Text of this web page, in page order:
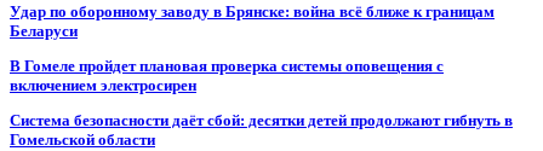
Удар по оборонному заводу в Брянске: война всё ближе к границам
Беларуси
В Гомеле пройдет плановая проверка системы оповещения с
включением электросирен
Система безопасности даёт сбой: десятки детей продолжают гибнуть в
Гомельской области